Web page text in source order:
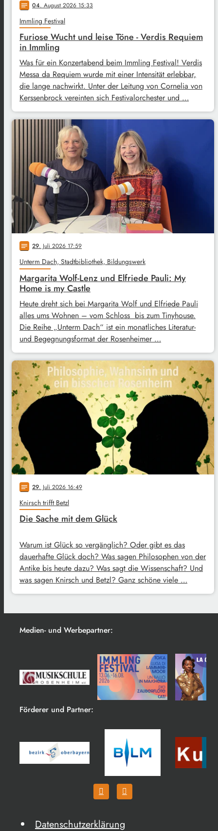
notes 04. August 2026 15:33
Immling Festival
Furiose Wucht und leise Töne - Verdis Requiem
in Immling
Was für ein Konzertabend beim Immling Festival! Verdis
Messa da Requiem wurde mit einer Intensität erlebbar,
die lange nachwirkt. Unter der Leitung von Cornelia von
Kerssenbrock vereinten sich Festivalorchester und …
notes 29. Juli 2026 17:59
Unterm Dach, Stadtbibliothek, Bildungswerk
Margarita Wolf-Lenz und Elfriede Pauli: My
Home is my Castle
Heute dreht sich bei Margarita Wolf und Elfriede Pauli
alles ums Wohnen – vom Schloss bis zum Tinyhouse.
Die Reihe „Unterm Dach“ ist ein monatliches Literatur-
und Begegnungsformat der Rosenheimer …
notes 29. Juli 2026 16:49
Knirsch trifft Betzl
Die Sache mit dem Glück
Warum ist Glück so vergänglich? Oder gibt es das
dauerhafte Glück doch? Was sagen Philosophen von der
Antike bis heute dazu? Was sagt die Wissenschaft? Und
was sagen Knirsch und Betzl? Ganz schöne viele …
Medien- und Werbepartner:
Förderer und Partner:
Datenschutzerklärung